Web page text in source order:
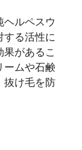
ヘルペスウ
する活性に
果があるこ
ームや石鹸
抜け毛を防